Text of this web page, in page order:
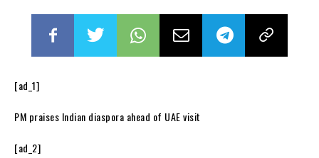
[ad_1]
PM praises Indian diaspora ahead of UAE visit
[ad_2]